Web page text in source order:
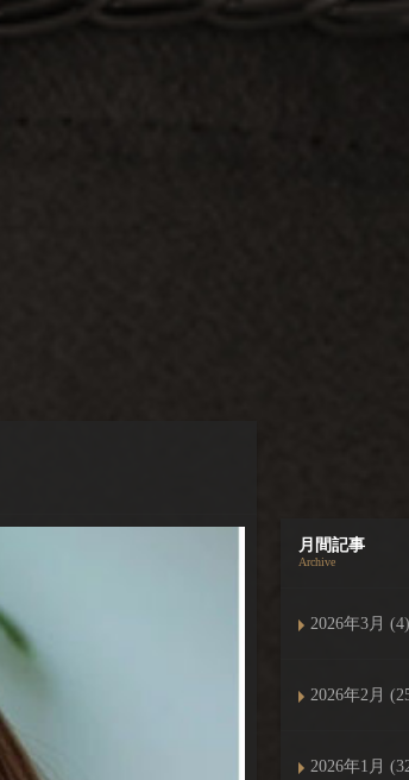
月間記事
Archive
2026年3月 (4)
2026年2月
2026年1月